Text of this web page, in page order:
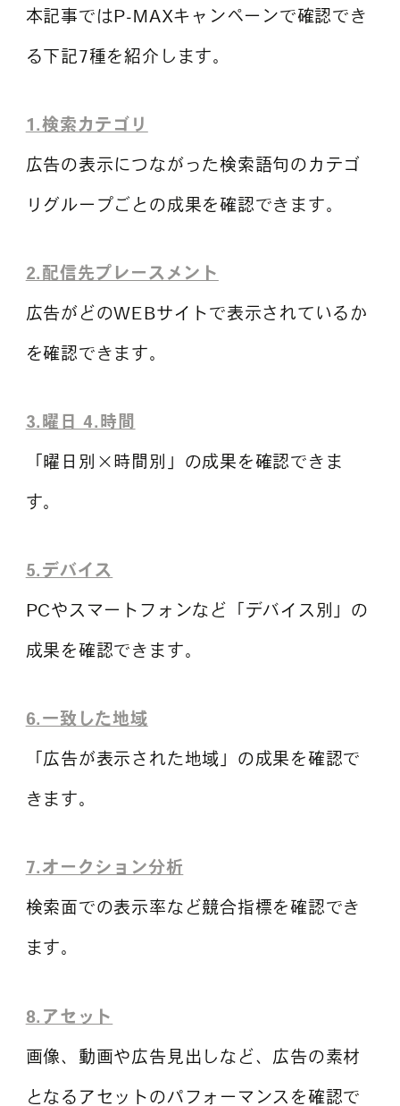
本記事ではP-MAXキャンペーンで確認でき
る下記7種を紹介します。
1.検索カテゴリ
広告の表示につながった検索語句のカテゴ
リグループごとの成果を確認できます。
2.配信先プレースメント
広告がどのWEBサイトで表示されているか
を確認できます。
3.曜日 4.時間
「曜日別×時間別」の成果を確認できま
す。
5.デバイス
PCやスマートフォンなど「デバイス別」の
成果を確認できます。
6.一致した地域
「広告が表示された地域」の成果を確認で
きます。
7.オークション分析
検索面での表示率など競合指標を確認でき
ます。
8.アセット
画像、動画や広告見出しなど、広告の素材
となるアセットのパフォーマンスを確認で